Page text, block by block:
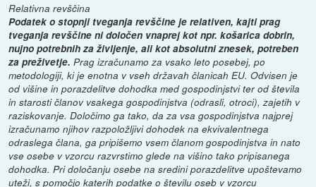
Relativna revščina
Podatek o stopnji tveganja revščine je relativen, kajti prag
tveganja revščine ni določen vnaprej kot npr. košarica dobrin,
nujno potrebnih za življenje, ali kot absolutni znesek, potreben
za preživetje. Prag izračunamo za vsako leto posebej, po
metodologiji, ki je enotna v vseh državah članicah EU. Odvisen je
od višine in porazdelitve dohodka med gospodinjstvi ter od števila
in starosti članov vsakega gospodinjstva (odrasli, otroci), zajetih v
raziskovanje. Določimo ga tako, da za vsa gospodinjstva najprej
izračunamo njihov razpoložljivi dohodek na ekvivalentnega
odraslega člana, ga pripišemo vsem članom gospodinjstva in nato
vse osebe v vzorcu razvrstimo glede na višino tako pripisanega
dohodka. Pri določanju osebe na sredini porazdelitve upoštevamo
uteži, s pomočjo katerih podatke o številu oseb v vzorcu